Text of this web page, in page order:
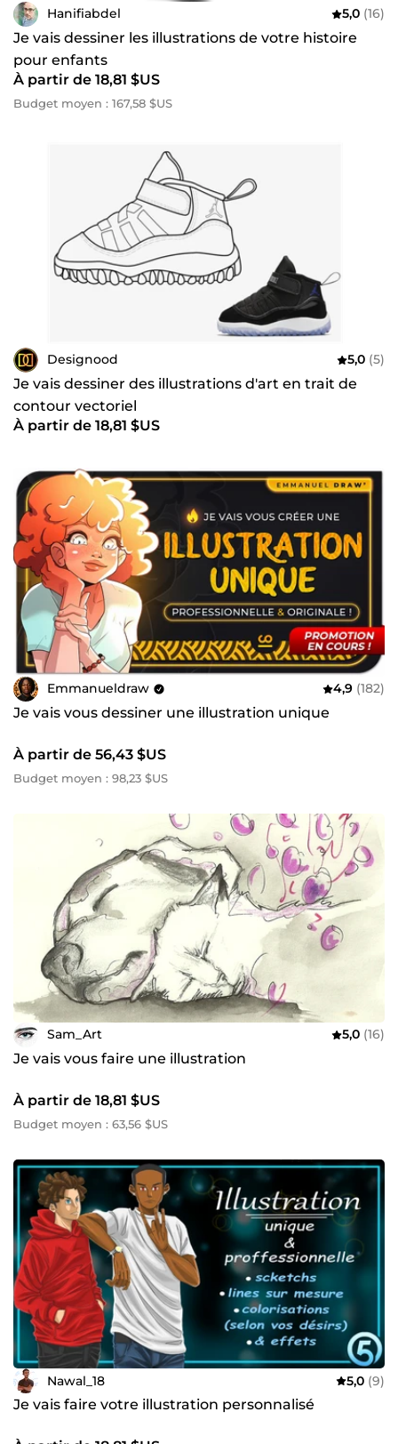
Hanifiabdel 5,0 (16)
Je vais dessiner les illustrations de votre histoire
pour enfants
À partir de 18,81 $US
Budget moyen : 167,58 $US
Designood 5,0 (5)
Je vais dessiner des illustrations d'art en trait de
contour vectoriel
À partir de 18,81 $US
Emmanueldraw 4,9 (182)
Je vais vous dessiner une illustration unique
À partir de 56,43 $US
Budget moyen : 98,23 $US
Sam_Art 5,0 (16)
Je vais vous faire une illustration
À partir de 18,81 $US
Budget moyen : 63,56 $US
Nawal_18 5,0 (9)
Je vais faire votre illustration personnalisé